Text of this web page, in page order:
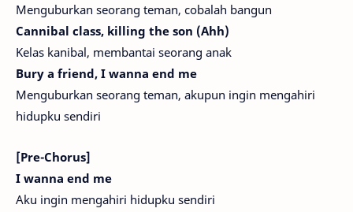
Menguburkan seorang teman, cobalah bangun
Cannibal class, killing the son (Ahh)
Kelas kanibal, membantai seorang anak
Bury a friend, I wanna end me
Menguburkan seorang teman, akupun ingin mengahiri
hidupku sendiri
[Pre-Chorus]
I wanna end me
Aku ingin mengahiri hidupku sendiri